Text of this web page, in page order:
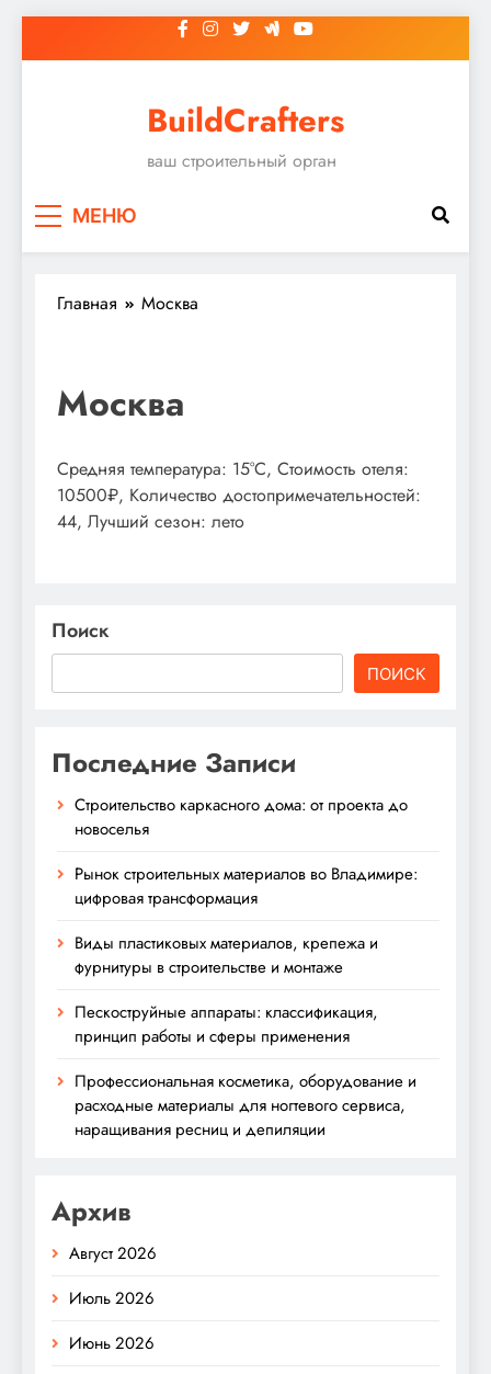
к
BuildCrafters
ваш строительный орган
МЕНЮ
Главная Москва
Москва
Средняя температура: 15°C, Стоимость отеля:
10500₽, Количество достопримечательностей:
44, Лучший сезон: лето
Поиск
ПОИСК
Последние Записи
Строительство каркасного дома: от проекта до
новоселья
Рынок строительных материалов во Владимире:
цифровая трансформация
Виды пластиковых материалов, крепежа и
фурнитуры в строительстве и монтаже
Пескоструйные аппараты: классификация,
принцип работы и сферы применения
Профессиональная косметика, оборудование и
расходные материалы для ногтевого сервиса,
наращивания ресниц и депиляции
Архив
Август 2026
Июль 2026
Июнь 2026